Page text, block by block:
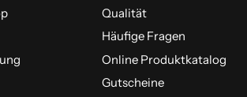
Qualität
Häufige Fragen
Online Produktkatalog
Gutscheine